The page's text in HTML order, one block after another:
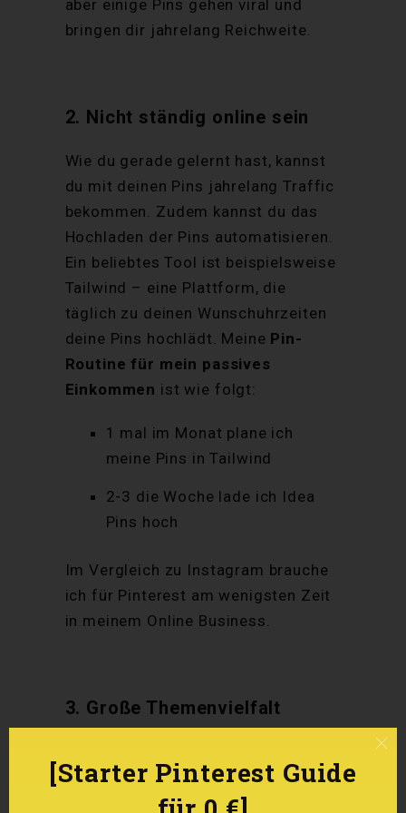
aber einige Pins gehen viral und
bringen dir jahrelang Reichweite.
2. Nicht ständig online sein
Wie du gerade gelernt hast, kannst
du mit deinen Pins jahrelang Traffic
bekommen. Zudem kannst du das
Hochladen der Pins automatisieren.
Ein beliebtes Tool ist beispielsweise
Tailwind – eine Plattform, die
täglich zu deinen Wunschuhrzeiten
deine Pins hochlädt. Meine Pin-
Routine für mein passives
Einkommen ist wie folgt:
1 mal im Monat plane ich
meine Pins in Tailwind
2-3 die Woche lade ich Idea
Pins hoch
Im Vergleich zu Instagram brauche
ich für Pinterest am wenigsten Zeit
in meinem Online Business.
3. Große Themenvielfalt
Pinterest Accounts mit den
zugehörigen Webseiten. Warum?
[Starter Pinterest Guide